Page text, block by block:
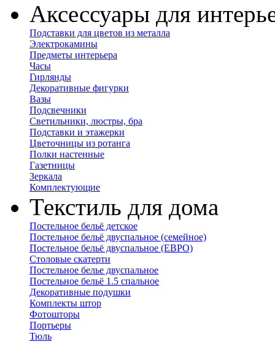
Аксессуары для
Подставки для цветов из металла
Электрокамины
Предметы интерьера
Часы
Гирлянды
Декоративные фигурки
Вазы
Подсвечники
Светильники, люстры, бра
Подставки и этажерки
Цветочницы из ротанга
Полки настенные
Газетницы
Зеркала
Комплектующие
Текстиль для дома
Постельное бельё детское
Постельное бельё двуспальное (семейное)
Постельное бельё двуспальное (ЕВРО)
Столовые скатерти
Постельное белье двуспальное
Постельное бельё 1.5 спальное
Декоративные подушки
Комплекты штор
Фотошторы
Портьеры
Тюль